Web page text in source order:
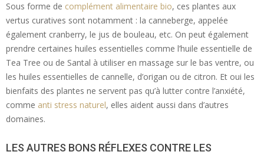
Sous forme de complément alimentaire bio, ces plantes aux
vertus curatives sont notamment : la canneberge, appelée
également cranberry, le jus de bouleau, etc. On peut également
prendre certaines huiles essentielles comme l’huile essentielle de
Tea Tree ou de Santal à utiliser en massage sur le bas ventre, ou
les huiles essentielles de cannelle, d’origan ou de citron. Et oui les
bienfaits des plantes ne servent pas qu’à lutter contre l’anxiété,
comme anti stress naturel, elles aident aussi dans d’autres
domaines.
LES AUTRES BONS RÉFLEXES CONTRE LES